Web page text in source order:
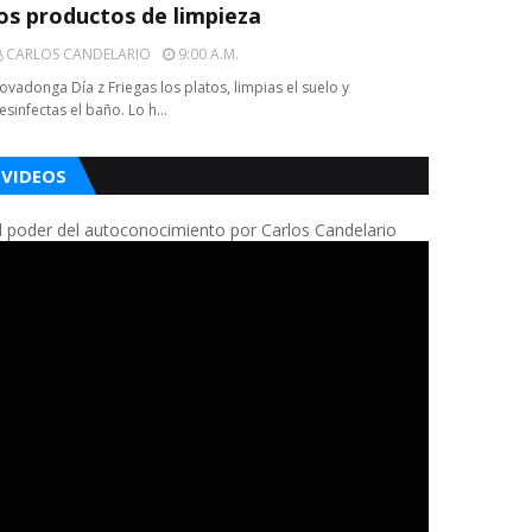
productos de limpieza
CARLOS CANDELARIO
9:00 A.m.
Día z Friegas los platos, limpias el suelo y
el baño. Lo h…
VIDEOS
poder del autoconocimiento por Carlos Candelario